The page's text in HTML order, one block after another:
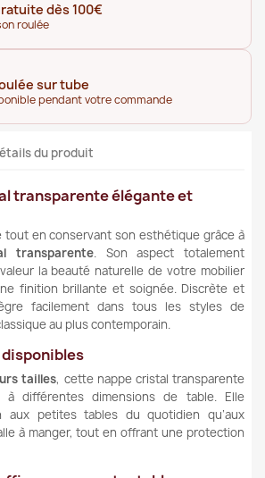
dès 100€
roulée
sur tube
pendant votre commande
du produit
transparente élégante et
en conservant son esthétique grâce à
transparente. Son aspect totalement
la beauté naturelle de votre mobilier
finition brillante et soignée. Discrète et
facilement dans tous les styles de
au plus contemporain.
tailles, cette nappe cristal transparente
à différentes dimensions de table. Elle
aux petites tables du quotidien qu’aux
à manger, tout en offrant une protection